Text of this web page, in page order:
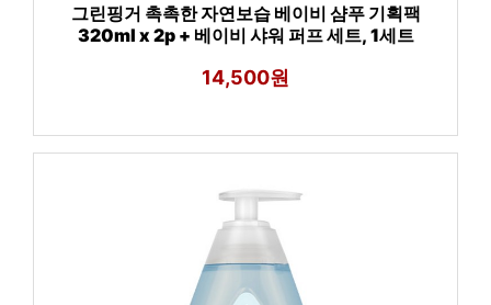
그린핑거 촉촉한 자연보습 베이비 샴푸 기획팩
320ml x 2p + 베이비 샤워 퍼프 세트, 1세트
14,500원